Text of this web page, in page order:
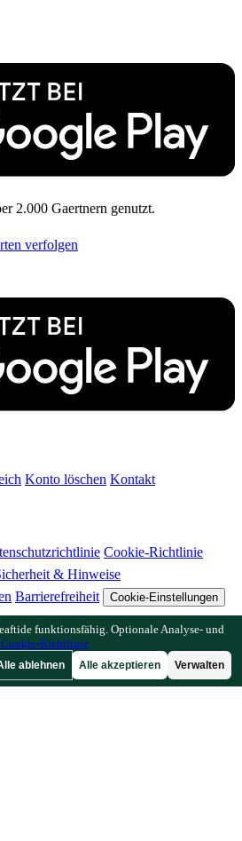
2.000 Gaertnern genutzt.
verfolgen
Konto löschen Kontakt
Cookie-Richtlinie
& Hinweise
Barrierefreiheit Cookie-Einstellungen
Anleitung Pflanzenbibliothek
funktionsfähig. Optionale Analyse- und
Cookie-Richtlinie
ablehnen Alle akzeptieren Verwalten